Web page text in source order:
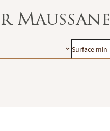
Surface
min